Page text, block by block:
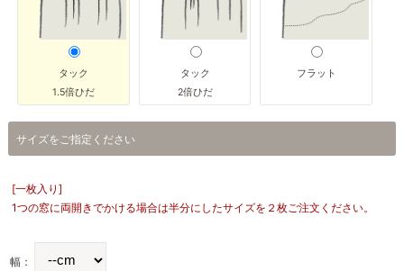
タック
1.5倍ひだ
タック
2倍ひだ
フラット
サイズをご指定ください
[一枚入り]
1つの窓に両開きでかける場合は半分にしたサイズを２枚ご注文ください。
幅：